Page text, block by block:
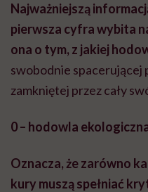
Najważniejszą
pierwsza cyfra wybita
ona o tym, z jakiej
swobodnie spacerującej
zamkniętej przez cały
0 – hodowla
Oznacza, że zarówno
kury muszą spełniać